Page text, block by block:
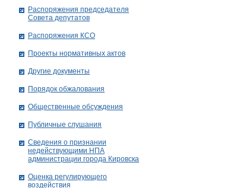
Распоряжения председателя
Совета депутатов
Распоряжения КСО
Проекты нормативных актов
Другие документы
Порядок обжалования
Общественные обсуждения
Публичные слушания
Сведения о признании
недействующими НПА
администрации города Кировскa
Оценка регулирующего
воздействия